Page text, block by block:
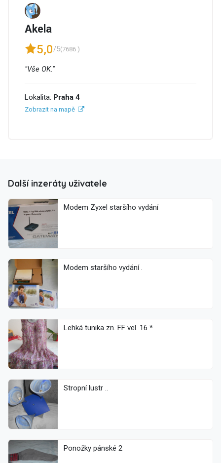
Akela
5,0/5(7686 )
"Vše OK."
Lokalita: Praha 4
Zobrazit na mapě
Další inzeráty uživatele
Modem Zyxel staršího vydání
Modem staršího vydání .
Lehká tunika zn. FF vel. 16 *
Stropní lustr ..
Ponožky pánské 2